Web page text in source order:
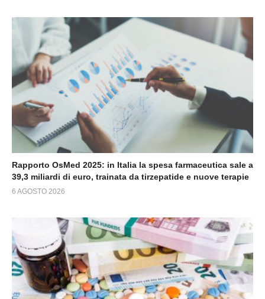
Rapporto OsMed 2025: in Italia la spesa farmaceutica sale a
39,3 miliardi di euro, trainata da tirzepatide e nuove terapie
6 AGOSTO 2026